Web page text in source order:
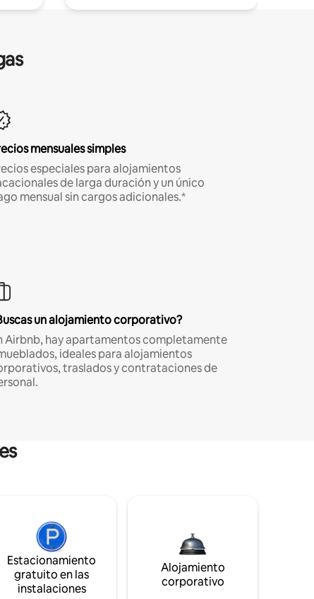
mensuales simples
especiales para alojamientos
de larga duración y un único
mensual sin cargos adicionales.*
un alojamiento corporativo?
Airbnb, hay apartamentos completamente
ideales para alojamientos
traslados y contrataciones de
Estacionamiento
gratuito en las
instalaciones
Alojamiento
corporativo